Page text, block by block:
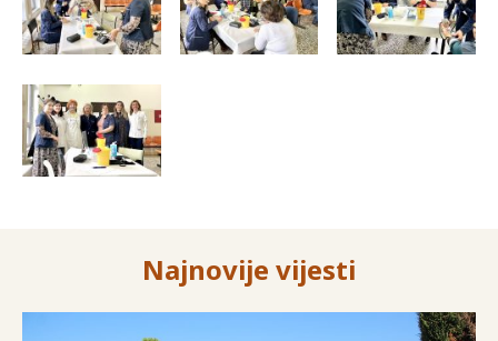
Najnovije vijesti